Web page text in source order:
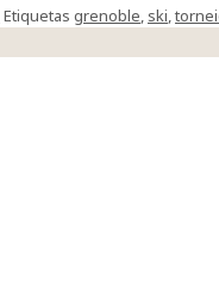
Etiquetas grenoble, ski,